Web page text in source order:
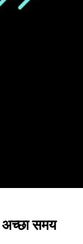
समय